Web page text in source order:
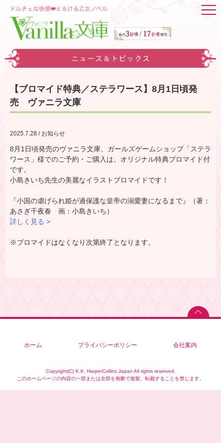
ニュース＆トピックス
【ブロマイド特典／ステラワース】8月1日頃発
売 ヴァニラ文庫
2025.7.28 / お知らせ
8月1日頃発売のヴァニラ文庫、ガールズゲームショップ「ステラ
ワース」様でのご予約・ご購入は、オリジナル特典ブロマイド付
です。
小島きいち先生の美麗なイラストブロマイドです！
『小国の虐げられ姫が過保護な皇帝の溺愛妻になるまで』（著：
あさぎ千夜春 画：小島きいち）
詳しく見る >
※ブロマイドはなくなり次第終了となります。
ホーム プライバシーポリシー 会社案内
Copyright(C) K.K. HarperCollins Japan All rights reserved.
このホームページの内容の一部または全部を無断で複製、転載することを禁じます。